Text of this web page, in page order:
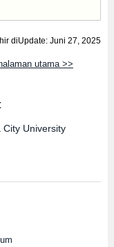
diUpdate: Juni 27, 2025
utama >>
City University